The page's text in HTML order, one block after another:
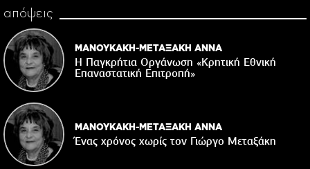
απόψεις
ΜΑΝΟΥΚΑΚΗ-ΜΕΤΑΞΑΚΗ ΑΝΝΑ
Η Παγκρήτια Οργάνωση «Κρητική Εθνική
Επαναστατική Eπιτροπή»
ΜΑΝΟΥΚΑΚΗ-ΜΕΤΑΞΑΚΗ ΑΝΝΑ
Ένας χρόνος χωρίς τον Γιώργο Μεταξάκη